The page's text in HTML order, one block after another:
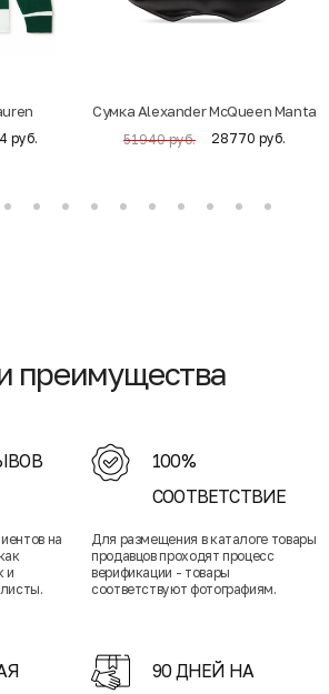
руб.
Cумка Alexander McQueen Manta
51940 руб. 28770 руб.
преимущества
на
и
100%
СООТВЕТСТВИЕ
Для размещения в каталоге товары
продавцов проходят процесс
верификации - товары
соответствуют фотографиям.
90 ДНЕЙ НА